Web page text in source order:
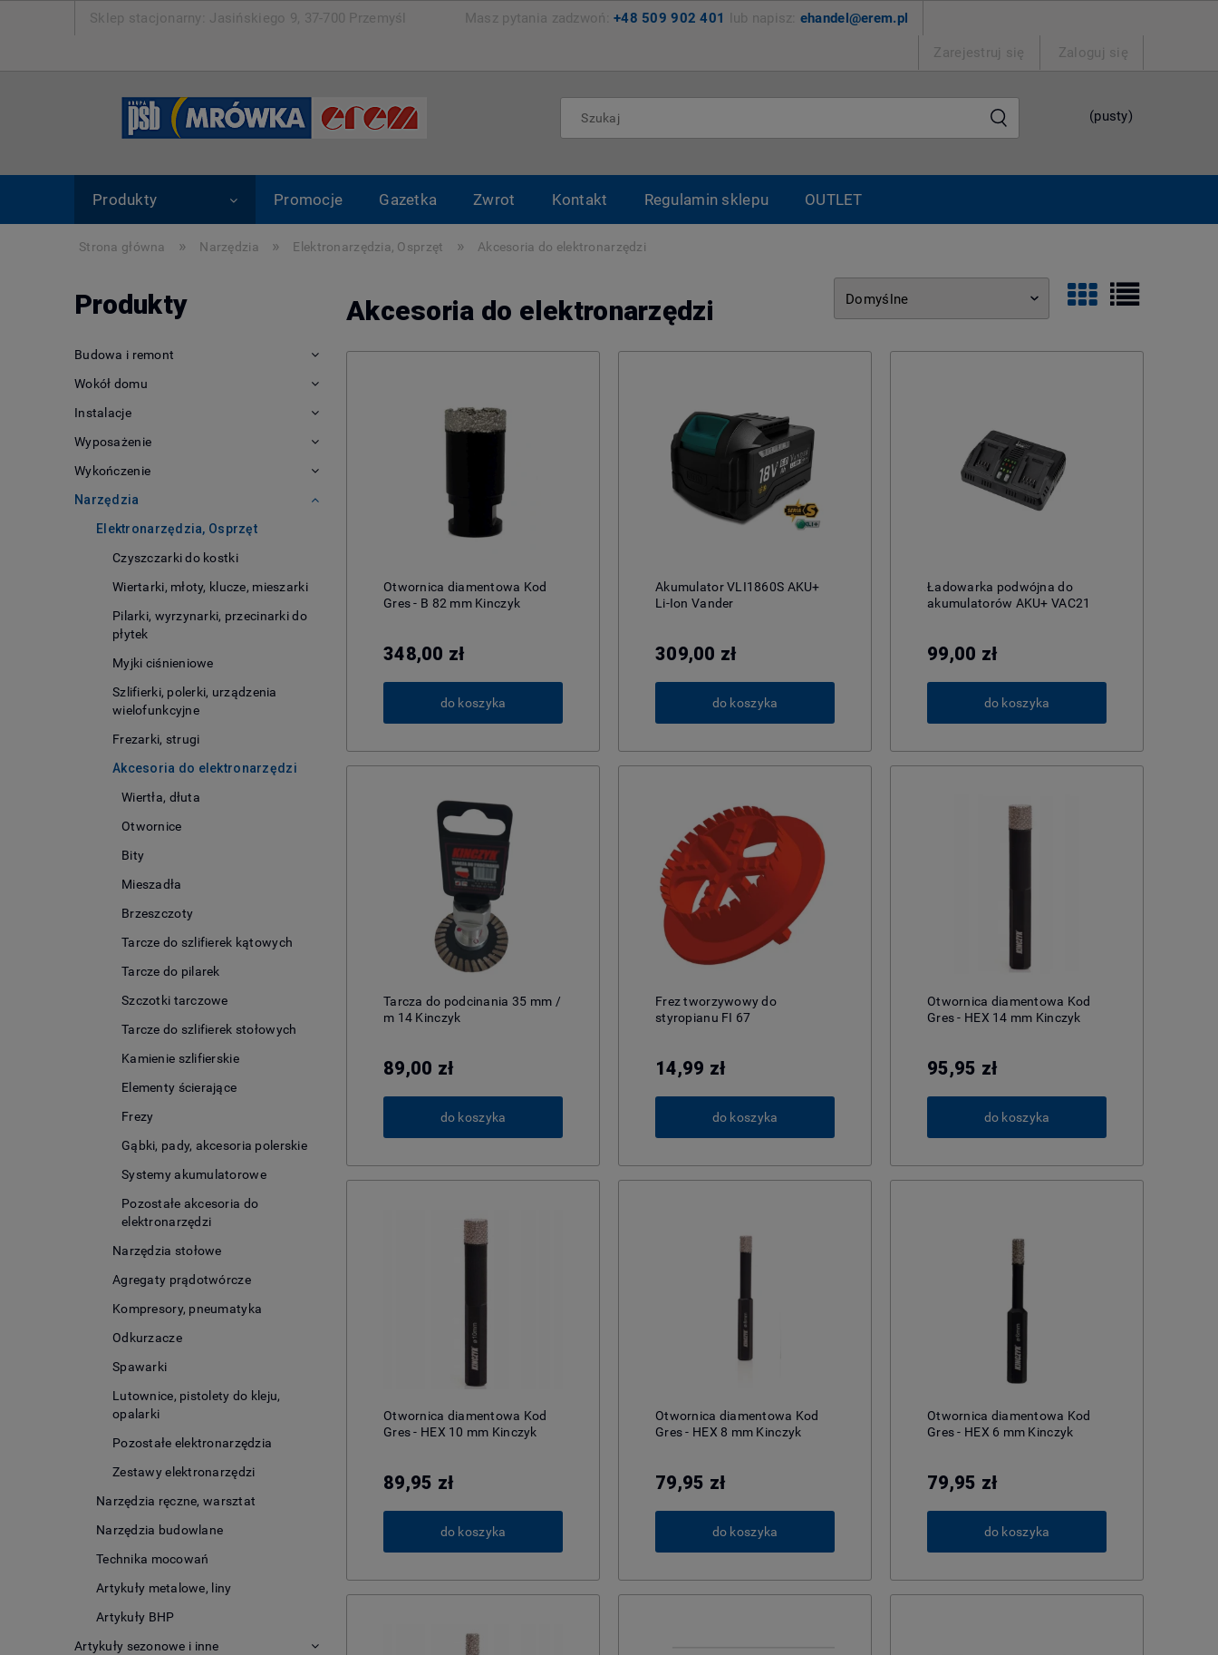
Sklep stacjonarny: Jasińskiego 9, 37-700 Przemyśl Masz pytania zadzwoń: +48 509 902 401 lub napisz: ehandel@erem.pl
Zarejestruj się Zaloguj się
(pusty)
Produkty Promocje Gazetka Zwrot Kontakt Regulamin sklepu OUTLET
Strona główna » Narzędzia » Elektronarzędzia, Osprzęt » Akcesoria do elektronarzędzi
Produkty
Budowa i remont
Wokół domu
Instalacje
Wyposażenie
Wykończenie
Narzędzia
Elektronarzędzia, Osprzęt
Czyszczarki do kostki
Wiertarki, młoty, klucze, mieszarki
Pilarki, wyrzynarki, przecinarki do
płytek
Myjki ciśnieniowe
Szlifierki, polerki, urządzenia
wielofunkcyjne
Frezarki, strugi
Akcesoria do elektronarzędzi
Wiertła, dłuta
Otwornice
Bity
Mieszadła
Brzeszczoty
Tarcze do szlifierek kątowych
Tarcze do pilarek
Szczotki tarczowe
Tarcze do szlifierek stołowych
Kamienie szlifierskie
Elementy ścierające
Frezy
Gąbki, pady, akcesoria polerskie
Systemy akumulatorowe
Pozostałe akcesoria do
elektronarzędzi
Narzędzia stołowe
Agregaty prądotwórcze
Kompresory, pneumatyka
Odkurzacze
Spawarki
Lutownice, pistolety do kleju,
opalarki
Pozostałe elektronarzędzia
Zestawy elektronarzędzi
Narzędzia ręczne, warsztat
Narzędzia budowlane
Technika mocowań
Artykuły metalowe, liny
Artykuły BHP
Artykuły sezonowe i inne
Akcesoria do elektronarzędzi
Otwornica diamentowa Kod
Gres - B 82 mm Kinczyk
348,00 zł
do koszyka
Akumulator VLI1860S AKU+
Li-Ion Vander
309,00 zł
do koszyka
Ładowarka podwójna do
akumulatorów AKU+ VAC21
99,00 zł
do koszyka
Tarcza do podcinania 35 mm /
m 14 Kinczyk
89,00 zł
do koszyka
Frez tworzywowy do
styropianu FI 67
14,99 zł
do koszyka
Otwornica diamentowa Kod
Gres - HEX 14 mm Kinczyk
95,95 zł
do koszyka
Otwornica diamentowa Kod
Gres - HEX 10 mm Kinczyk
89,95 zł
do koszyka
Otwornica diamentowa Kod
Gres - HEX 8 mm Kinczyk
79,95 zł
do koszyka
Otwornica diamentowa Kod
Gres - HEX 6 mm Kinczyk
79,95 zł
do koszyka